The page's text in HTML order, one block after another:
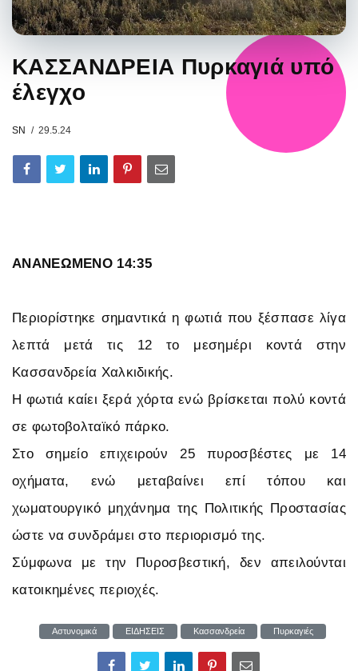
ΚΑΣΣΑΝΔΡΕΙΑ Πυρκαγιά υπό
έλεγχο
SN 29.5.24
ΑΝΑΝΕΩΜΕΝΟ 14:35
Περιορίστηκε σημαντικά η φωτιά που ξέσπασε λίγα
λεπτά μετά τις 12 το μεσημέρι κοντά στην
Κασσανδρεία Χαλκιδικής.
Η φωτιά καίει ξερά χόρτα ενώ βρίσκεται πολύ κοντά
σε φωτοβολταϊκό πάρκο.
Στο σημείο επιχειρούν 25 πυροσβέστες με 14
οχήματα, ενώ μεταβαίνει επί τόπου και
χωματουργικό μηχάνημα της Πολιτικής Προστασίας
ώστε να συνδράμει στο περιορισμό της.
Σύμφωνα με την Πυροσβεστική, δεν απειλούνται
κατοικημένες περιοχές.
Αστυνομικά ΕΙΔΗΣΕΙΣ Κασσανδρεία Πυρκαγιές